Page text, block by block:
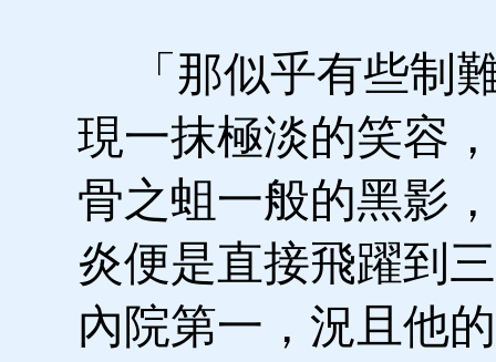
「那似乎有些制
現一抹極淡的笑容
骨之蛆一般的黑影
炎便是直接飛躍到
內院第一，況且他